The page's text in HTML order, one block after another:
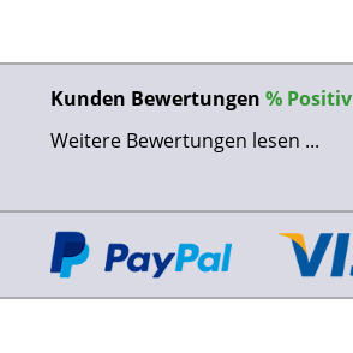
Kunden Bewertungen % Positiv
Weitere Bewertungen lesen ...